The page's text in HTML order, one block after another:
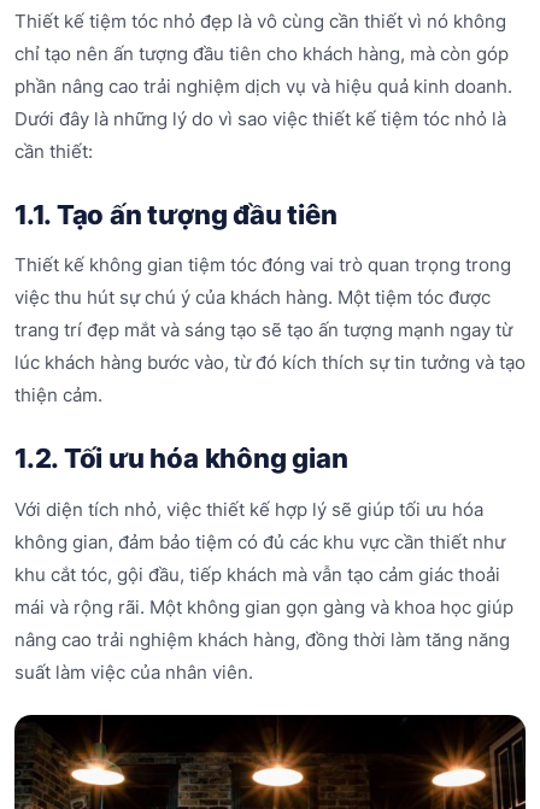
Thiết kế tiệm tóc nhỏ đẹp là vô cùng cần thiết vì nó không
chỉ tạo nên ấn tượng đầu tiên cho khách hàng, mà còn góp
phần nâng cao trải nghiệm dịch vụ và hiệu quả kinh doanh.
Dưới đây là những lý do vì sao việc thiết kế tiệm tóc nhỏ là
cần thiết:
1.1. Tạo ấn tượng đầu tiên
Thiết kế không gian tiệm tóc đóng vai trò quan trọng trong
việc thu hút sự chú ý của khách hàng. Một tiệm tóc được
trang trí đẹp mắt và sáng tạo sẽ tạo ấn tượng mạnh ngay từ
lúc khách hàng bước vào, từ đó kích thích sự tin tưởng và tạo
thiện cảm.
1.2. Tối ưu hóa không gian
Với diện tích nhỏ, việc thiết kế hợp lý sẽ giúp tối ưu hóa
không gian, đảm bảo tiệm có đủ các khu vực cần thiết như
khu cắt tóc, gội đầu, tiếp khách mà vẫn tạo cảm giác thoải
mái và rộng rãi. Một không gian gọn gàng và khoa học giúp
nâng cao trải nghiệm khách hàng, đồng thời làm tăng năng
suất làm việc của nhân viên.